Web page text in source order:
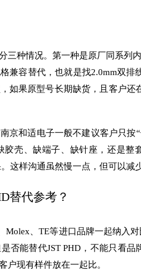
三种情况。第一种是原厂同系列
兼容替代，也就是找2.0mm双
如果原型号长期缺货，且客户
京和适电子一般不建议客户只
壳、缺端子、缺针座，还是整
这样沟通虽然慢一点，但可以减
替代参考？
Molex、TE等进口品牌一起纳入对
否能替代JST PHD，不能只看
户现有样件放在一起比。